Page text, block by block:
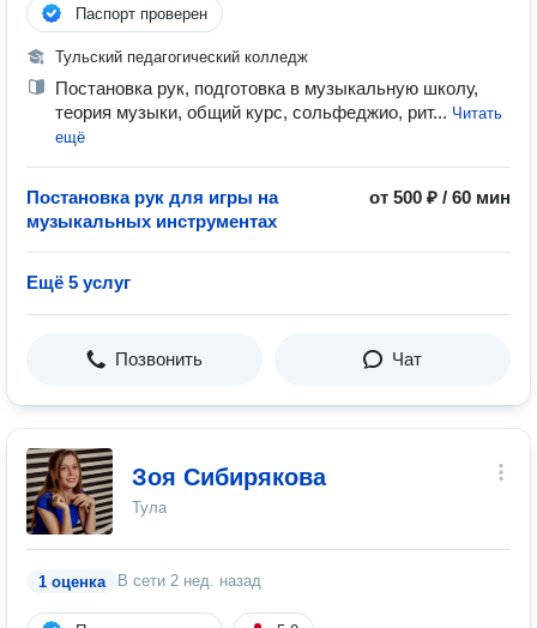
Паспорт проверен
Тульский педагогический колледж
Постановка рук, подготовка в музыкальную школу,
теория музыки, общий курс, сольфеджио, рит... Читать
ещё
Постановка рук для игры на
музыкальных инструментах
от 500 ₽ / 60 мин
Ещё 5 услуг
Позвонить Чат
Зоя Сибирякова
Тула
1 оценка В сети 2 нед. назад